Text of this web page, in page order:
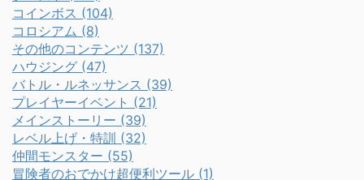
コインボス (104)
コロシアム (8)
その他のコンテンツ (137)
ハウジング (47)
バトル・ルネッサンス (39)
プレイヤーイベント (21)
メインストーリー (39)
レベル上げ・特訓 (32)
仲間モンスター (55)
冒険者のおでかけ超便利ツール (1)